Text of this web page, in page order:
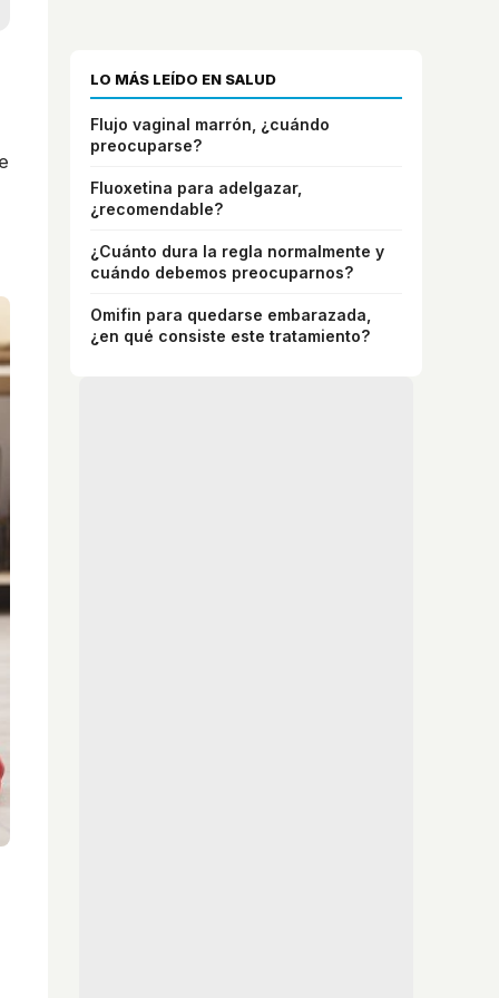
LO MÁS LEÍDO EN SALUD
Flujo vaginal marrón, ¿cuándo
preocuparse?
Fluoxetina para adelgazar,
¿recomendable?
¿Cuánto dura la regla normalmente y
cuándo debemos preocuparnos?
Omifin para quedarse embarazada,
¿en qué consiste este tratamiento?